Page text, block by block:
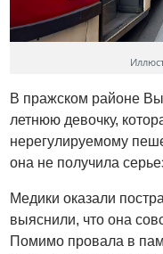
В пражском районе
летнюю девочку,
нерегулируемому
она не получила
Медики оказали
выяснили, что она
Помимо провала в